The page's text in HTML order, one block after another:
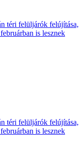
téri felüljárók felújítása,
is lesznek
téri felüljárók felújítása,
is lesznek